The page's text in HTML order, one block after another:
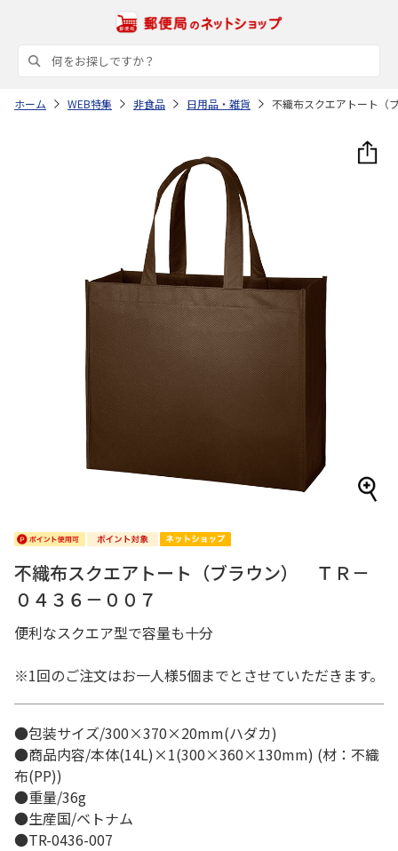
ホーム WEB特集 非食品 日用品・雑貨 不織布スクエアトート（
不織布スクエアトート（ブラウン） ＴＲ－
０４３６－００７
便利なスクエア型で容量も十分
※1回のご注文はお一人様5個までとさせていただきます。
●包装サイズ/300×370×20mm(ハダカ)
●商品内容/本体(14L)×1(300×360×130mm) (材：不織
布(PP))
●重量/36g
●生産国/ベトナム
●TR-0436-007